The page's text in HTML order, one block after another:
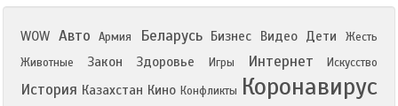
WOW Авто Армия Беларусь Бизнес Видео Дети
Жесть
Животные
Закон Здоровье Игры Интернет Искусство
История Казахстан Кино Конфликты Коронавирус